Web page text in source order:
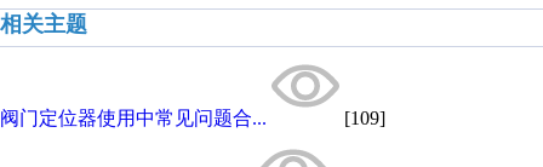
相关主题
阀门定位器使用中常见问题合... [109]